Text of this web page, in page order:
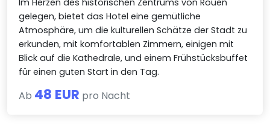
gelegen, bietet das Hotel eine gemütliche
Atmosphäre, um die kulturellen Schätze der Stadt zu
erkunden, mit komfortablen Zimmern, einigen mit
Blick auf die Kathedrale, und einem Frühstücksbuffet
für einen guten Start in den Tag.
Ab 48 EUR pro Nacht